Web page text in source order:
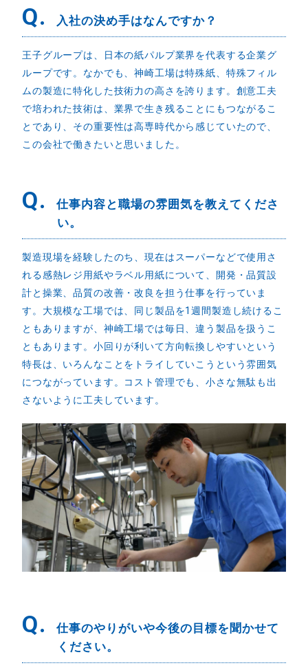
Q. 入社の決め手はなんですか？
王子グループは、日本の紙パルプ業界を代表する企業グ
ループです。なかでも、神崎工場は特殊紙、特殊フィル
ムの製造に特化した技術力の高さを誇ります。創意工夫
で培われた技術は、業界で生き残ることにもつながるこ
とであり、その重要性は高専時代から感じていたので、
この会社で働きたいと思いました。
Q.
仕事内容と職場の雰囲気を教えてくださ
い。
製造現場を経験したのち、現在はスーパーなどで使用さ
れる感熱レジ用紙やラベル用紙について、開発・品質設
計と操業、品質の改善・改良を担う仕事を行っていま
す。大規模な工場では、同じ製品を1週間製造し続けるこ
ともありますが、神崎工場では毎日、違う製品を扱うこ
ともあります。小回りが利いて方向転換しやすいという
特長は、いろんなことをトライしていこうという雰囲気
につながっています。コスト管理でも、小さな無駄も出
さないように工夫しています。
Q.
仕事のやりがいや今後の目標を聞かせて
ください。